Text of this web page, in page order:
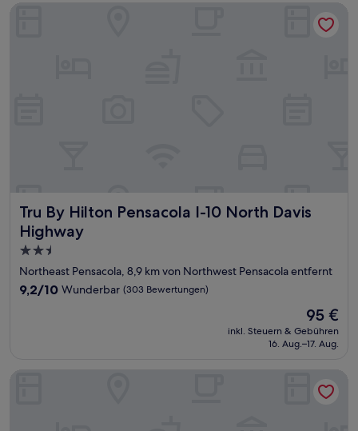
Tru By Hilton Pensacola I-10 North Davis
Highway
Tru By Hilton Pensacola I-10 North Davis Highway
2.5-
Sterne-
Unterkunft
Northeast Pensacola, 8,9 km von Northwest Pensacola entfernt
9.2
9,2/10 Wunderbar (303 Bewertungen)
Der
Preis
beträgt
95 €
inkl. Steuern & Gebühren
16. Aug.–17. Aug.
Tru By Hilton Pensacola I-10 North Davis Highway